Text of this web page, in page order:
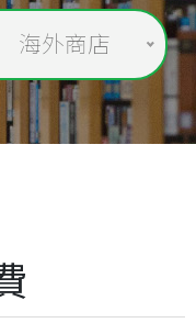
海外商店